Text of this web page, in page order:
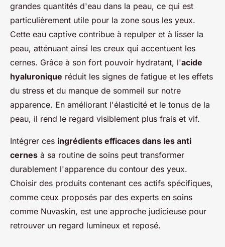
grandes quantités d'eau dans la peau, ce qui est
particulièrement utile pour la zone sous les yeux.
Cette eau captive contribue à repulper et à lisser la
peau, atténuant ainsi les creux qui accentuent les
cernes. Grâce à son fort pouvoir hydratant, l'acide
hyaluronique réduit les signes de fatigue et les effets
du stress et du manque de sommeil sur notre
apparence. En améliorant l'élasticité et le tonus de la
peau, il rend le regard visiblement plus frais et vif.
Intégrer ces ingrédients efficaces dans les anti
cernes à sa routine de soins peut transformer
durablement l'apparence du contour des yeux.
Choisir des produits contenant ces actifs spécifiques,
comme ceux proposés par des experts en soins
comme Nuvaskin, est une approche judicieuse pour
retrouver un regard lumineux et reposé.